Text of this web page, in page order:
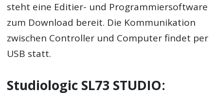
steht eine Editier- und Programmiersoftware
zum Download bereit. Die Kommunikation
zwischen Controller und Computer findet per
USB statt.
Studiologic SL73 STUDIO: